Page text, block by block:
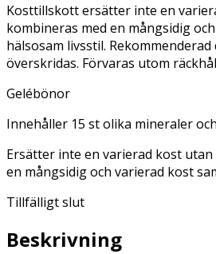
Kosttillskott ersätter inte en
kombineras med en mångsidig
hälsosam livsstil.
överskridas. Förvaras utom
Gelébönor
Innehåller 15 st olika mineraler
Ersätter inte en varierad kost
en mångsidig och varierad kost
Tillfälligt slut
Beskrivning